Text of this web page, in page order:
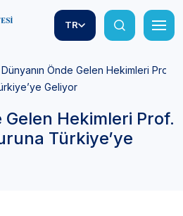
TR
Dünyanın Önde Gelen Hekimleri Prof.
Geliyor
Gelen Hekimleri Prof.
Türkiye’ye